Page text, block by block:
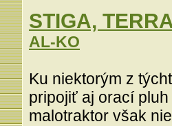
STIGA,
AL-KO
Ku niektorým z
pripojiť aj orací
malotraktor však